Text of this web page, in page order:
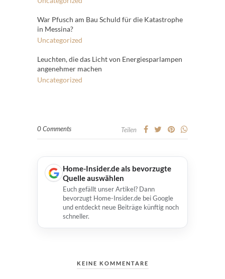
War Pfusch am Bau Schuld für die Katastrophe
in Messina?
Uncategorized
Leuchten, die das Licht von Energiesparlampen
angenehmer machen
Uncategorized
0 Comments Teilen
Home-Insider.de als bevorzugte
Quelle auswählen
Euch gefällt unser Artikel? Dann
bevorzugt Home-Insider.de bei Google
und entdeckt neue Beiträge künftig noch
schneller.
KEINE KOMMENTARE